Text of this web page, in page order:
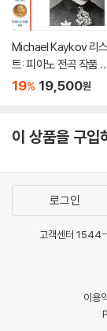
Michael Kaykov 리스
트: 피아노 전곡 작품 6
9집 (Liszt: Complet
19% 19,500원
이 상품을 구입
로그인
고객센터
이용